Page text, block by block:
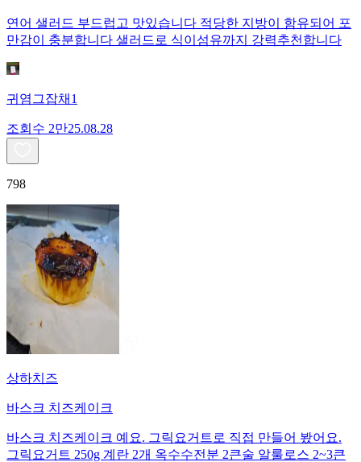
연어 샐러드 부드럽고 맛있습니다 적당한 지방이 함유되어 포
만감이 충분합니다 샐러드로 식이섬유까지 강력추천합니다
귀염그잡채1
조회수 2만25.08.28
798
상하치즈
바스크 치즈케이크
바스크 치즈케이크 예요. 그릭요거트로 직접 만들어 봤어요.
그릭요거트 250g 계란 2개 옥수수전분 2큰술 알룰로스 2~3큰